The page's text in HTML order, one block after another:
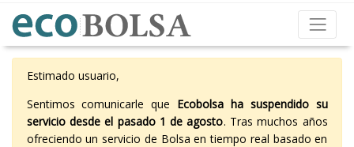
Estimado usuario,
Sentimos comunicarle que Ecobolsa ha suspendido su
servicio desde el pasado 1 de agosto. Tras muchos años
ofreciendo un servicio de Bolsa en tiempo real basado en